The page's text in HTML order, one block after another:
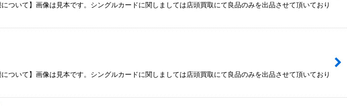
ついて】画像は見本です。シングルカードに関しましては店頭買取にて良品のみを出品させて頂いており
ついて】画像は見本です。シングルカードに関しましては店頭買取にて良品のみを出品させて頂いており